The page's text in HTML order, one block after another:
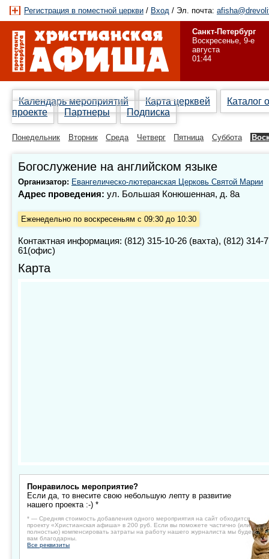
Регистрация в поместной церкви / Вход / Эл. почта:
Санкт-Петербург
Воскресенье, 9-е
августа
01:44
Календарь мероприятий Карта церквей
Каталог
проекте
Партнеры Подписка
Понедельник Вторник Среда Четверг Пятница Суббота
Богослужение на английском языке
Организатор: Евангелическо-лютеранская Церковь Святой Марии
Адрес проведения: ул. Большая Конюшенная, д. 8а
Еженедельно по воскресеньям с 09:30 до 10:30
Контактная информация: (812) 315-10-26 (вахта), (812) 314-
61(офис)
Карта
Понравилось мероприятие?
Если да, то внесите свою небольшую лепту в развитие
нашего проекта :-) *
* — Средняя стоимость добавления одного мероприятия на сайт обходится
проекту «Христианская афиша» в 200 руб. Если вы поможете частично (или
полностью) компенсировать затраты на работу нашего журналиста мы будем
вам благодарны.
Все реквизиты